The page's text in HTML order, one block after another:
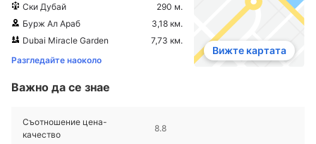
Ски Дубай
290 м.
Бурж Ал Араб
3,18 км.
Dubai Miracle Garden
7,73 км.
Разгледайте наоколо
Вижте картата
Важно да се знае
Съотношение цена-
качество
8.8